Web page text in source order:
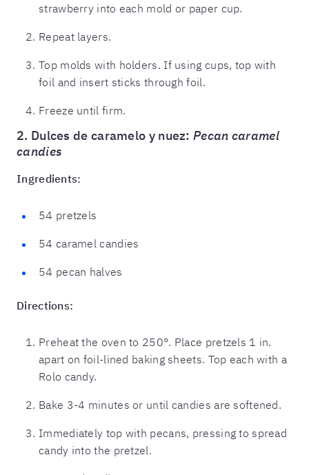
strawberry into each mold or paper cup.
Repeat layers.
Top molds with holders. If using cups, top with
foil and insert sticks through foil.
Freeze until firm.
2. Dulces de caramelo y nuez: Pecan caramel
candies
Ingredients:
54 pretzels
54 caramel candies
54 pecan halves
Directions:
Preheat the oven to 250°. Place pretzels 1 in.
apart on foil-lined baking sheets. Top each with a
Rolo candy.
Bake 3-4 minutes or until candies are softened.
Immediately top with pecans, pressing to spread
candy into the pretzel.